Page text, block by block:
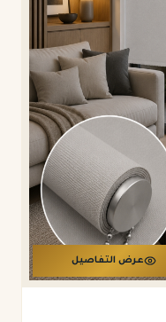
عرض التفاصيل